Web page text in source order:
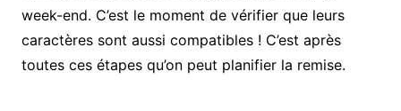
week-end. C’est le moment de vérifier que leurs
caractères sont aussi compatibles ! C’est après
toutes ces étapes qu’on peut planifier la remise.